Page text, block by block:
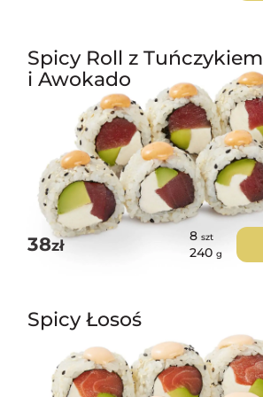
Spicy Roll z Tuńczykiem
i Awokado
38zł
8 szt
240 g
Spicy Łosoś